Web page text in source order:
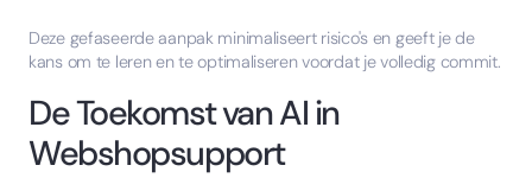
Deze gefaseerde aanpak minimaliseert risico's en geeft je de
kans om te leren en te optimaliseren voordat je volledig commit.
De Toekomst van AI in
Webshopsupport